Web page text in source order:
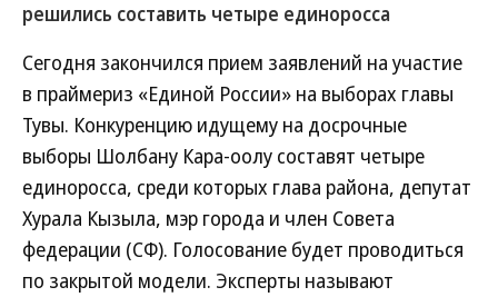
решились составить четыре единоросса
Сегодня закончился прием заявлений на участие
в праймериз «Единой России» на выборах главы
Тувы. Конкуренцию идущему на досрочные
выборы Шолбану Кара-оолу составят четыре
единоросса, среди которых глава района, депутат
Хурала Кызыла, мэр города и член Совета
федерации (СФ). Голосование будет проводиться
по закрытой модели. Эксперты называют